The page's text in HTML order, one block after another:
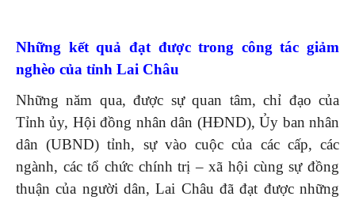
Những kết quả đạt được trong công tác giảm
nghèo của tỉnh Lai Châu
Những năm qua, được sự quan tâm, chỉ đạo của
Tỉnh ủy, Hội đồng nhân dân (HĐND), Ủy ban nhân
dân (UBND) tỉnh, sự vào cuộc của các cấp, các
ngành, các tổ chức chính trị – xã hội cùng sự đồng
thuận của người dân, Lai Châu đã đạt được những